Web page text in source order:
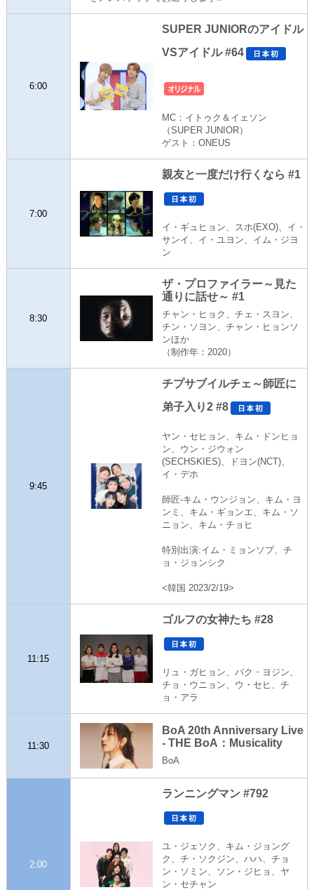
6:00
SUPER JUNIORのアイドル
VSアイドル #64
MC：イトゥク＆イェソン
（SUPER JUNIOR）
ゲスト：ONEUS
7:00
親友と一度だけ行くなら #1
イ・ギュヒョン、スホ(EXO)、イ・
サンイ、イ・ユヨン、イム・ジヨ
ン
8:30
ザ・プロファイラー～見た
通りに話せ～ #1
チャン・ヒョク、チェ・スヨン、
チン・ソヨン、チャン・ヒョンソ
ンほか
（制作年：2020）
9:45
チプサブイルチェ～師匠に
弟子入り2 #8
ヤン・セヒョン、キム・ドンヒョ
ン、ウン・ジウォン
(SECHSKIES)、ドヨン(NCT)、
イ・デホ
師匠-キム・ウンジョン、キム・ヨ
ンミ、キム・ギョンエ、キム・ソ
ニョン、キム・チョヒ
特別出演:イム・ミョンソプ、チ
ョ・ジョンシク
<韓国 2023/2/19>
11:15
ゴルフの女神たち #28
リュ・ガヒョン、パク・ヨジン、
チョ・ウニョン、ウ・セヒ、チ
ョ・アラ
11:30
BoA 20th Anniversary Live
- THE BoA：Musicality
BoA
2:00
ランニングマン #792
ユ・ジェソク、キム・ジョング
ク、チ・ソクジン、ハハ、チョ
ン・ソミン、ソン・ジヒョ、ヤ
ン・セチャン